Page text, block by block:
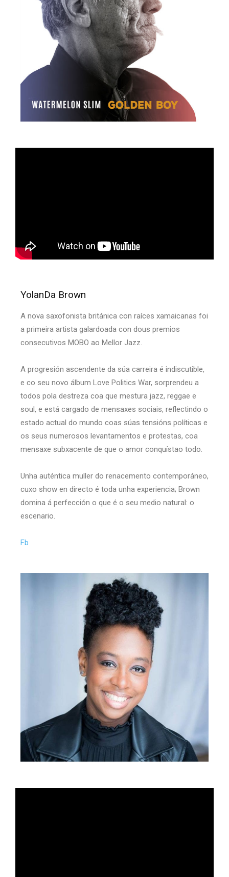
YolanDa Brown
A nova saxofonista británica con raíces xamaicanas foi
a primeira artista galardoada con dous premios
consecutivos MOBO ao Mellor Jazz.
A progresión ascendente da súa carreira é indiscutible,
e co seu novo álbum Love Politics War, sorprendeu a
todos pola destreza coa que mestura jazz, reggae e
soul, e está cargado de mensaxes sociais, reflectindo o
estado actual do mundo coas súas tensións políticas e
os seus numerosos levantamentos e protestas, coa
mensaxe subxacente de que o amor conquístao todo.
Unha auténtica muller do renacemento contemporáneo,
cuxo show en directo é toda unha experiencia; Brown
domina á perfección o que é o seu medio natural: o
escenario.
Fb